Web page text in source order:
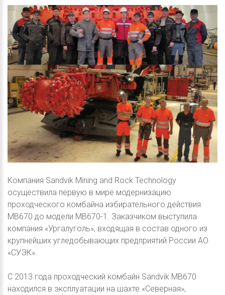
Компания Sandvik Mining and Rock Technology
осуществила первую в мире модернизацию
проходческого комбайна избирательного действия
MB670 до модели MB670-1. Заказчиком выступила
компания «Ургалуголь», входящая в состав одного из
крупнейших угледобывающих предприятий России АО
«СУЭК».
C 2013 года проходческий комбайн Sandvik MB670
находился в эксплуатации на шахте «Северная»,